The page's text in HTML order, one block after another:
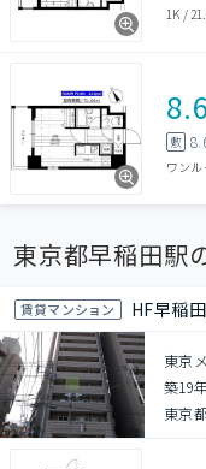
1K /
8.6
敷
ワンル
東京都早稲田駅
賃貸マンション HF早稲
東京
築19
東京